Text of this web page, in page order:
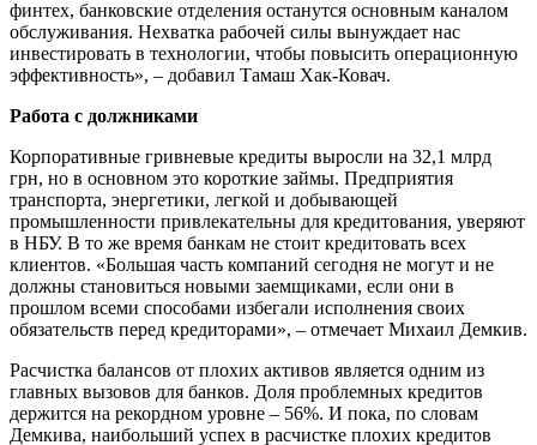
финтех, банковские отделения останутся основным каналом
обслуживания. Нехватка рабочей силы вынуждает нас
инвестировать в технологии, чтобы повысить операционную
эффективность», – добавил Тамаш Хак-Ковач.
Работа с должниками
Корпоративные гривневые кредиты выросли на 32,1 млрд
грн, но в основном это короткие займы. Предприятия
транспорта, энергетики, легкой и добывающей
промышленности привлекательны для кредитования, уверяют
в НБУ. В то же время банкам не стоит кредитовать всех
клиентов. «Большая часть компаний сегодня не могут и не
должны становиться новыми заемщиками, если они в
прошлом всеми способами избегали исполнения своих
обязательств перед кредиторами», – отмечает Михаил Демкив.
Расчистка балансов от плохих активов является одним из
главных вызовов для банков. Доля проблемных кредитов
держится на рекордном уровне – 56%. И пока, по словам
Демкива, наибольший успех в расчистке плохих кредитов